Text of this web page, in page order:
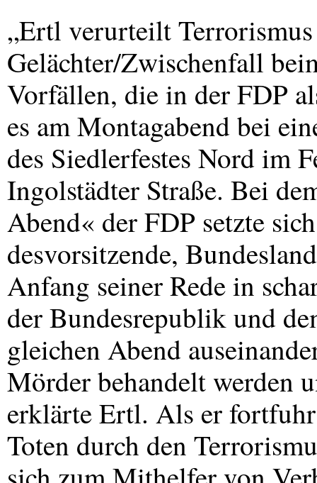
„Ertl verurteilt
Gelächter/Zwischenfall
Vorfällen, die in derFDP
es am Montagabend bei
des Siedlerfestes Nord im
Ingolstädter Straße. Bei
Abend« derFDP setzte
desvorsitzende,
Anfang seiner Rede in
der Bundesrepublik und
gleichen Abend
Mörder behandelt werden
erklärte Ertl. Als er
Toten durch den